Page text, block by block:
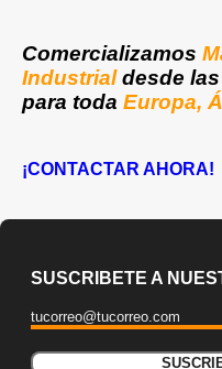
Comercializamos
Industrialdesde las
para toda Europa,
¡CONTACTAR AHORA!
SUSCRIBETE A